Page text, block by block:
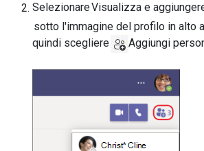
Selezionare Visualizza e
sotto l'immagine del profilo in alto
quindi scegliere
Aggiungi